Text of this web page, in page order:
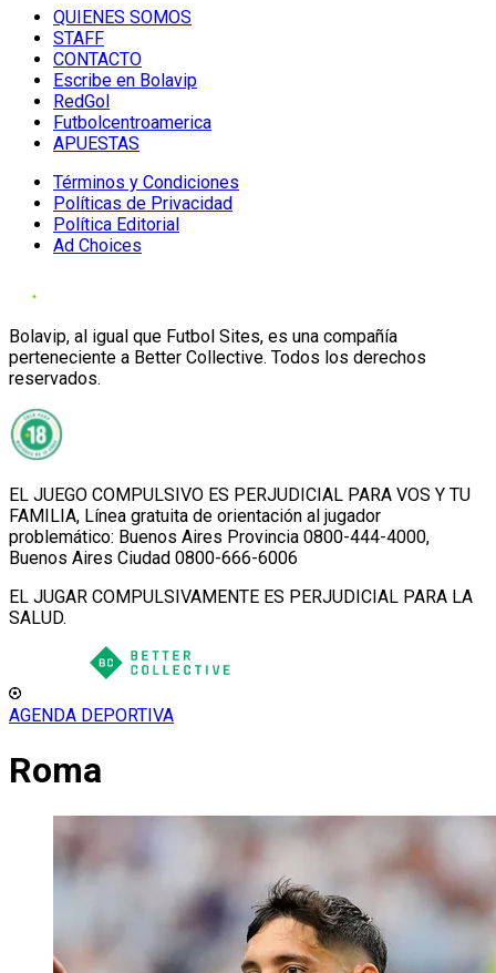
QUIENES SOMOS
STAFF
CONTACTO
Escribe en Bolavip
RedGol
Futbolcentroamerica
APUESTAS
Términos y Condiciones
Políticas de Privacidad
Política Editorial
Ad Choices
Bolavip, al igual que Futbol Sites, es una compañía
perteneciente a Better Collective. Todos los derechos
reservados.
EL JUEGO COMPULSIVO ES PERJUDICIAL PARA VOS Y TU
FAMILIA, Línea gratuita de orientación al jugador
problemático: Buenos Aires Provincia 0800-444-4000,
Buenos Aires Ciudad 0800-666-6006
EL JUGAR COMPULSIVAMENTE ES PERJUDICIAL PARA LA
SALUD.
AGENDA DEPORTIVA
Roma